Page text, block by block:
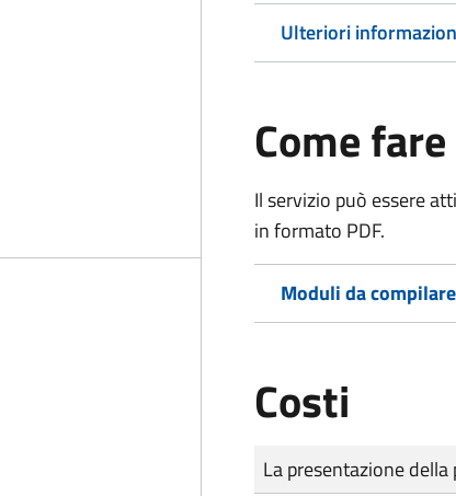
Ulteriori
Come fare
Il servizio può essere
in formato PDF.
Moduli da
Costi
Tipo di pagamento
Importo
La presentazione